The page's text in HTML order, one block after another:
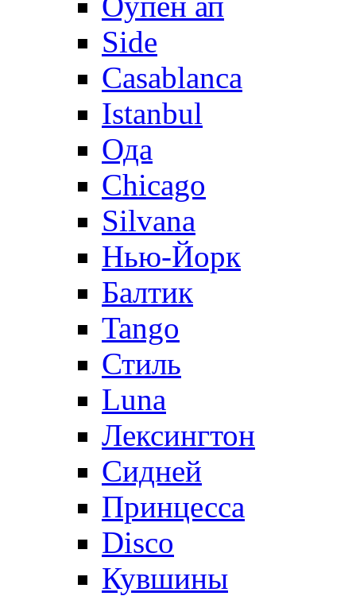
Side
Casablanca
Istanbul
Ода
Chicago
Silvana
Нью-Йорк
Балтик
Tango
Стиль
Luna
Лексингтон
Сидней
Принцесса
Disco
Кувшины